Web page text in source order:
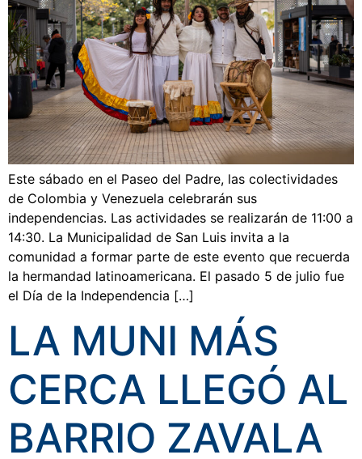
Este sábado en el Paseo del Padre, las colectividades
de Colombia y Venezuela celebrarán sus
independencias. Las actividades se realizarán de 11:00 a
14:30. La Municipalidad de San Luis invita a la
comunidad a formar parte de este evento que recuerda
la hermandad latinoamericana. El pasado 5 de julio fue
el Día de la Independencia […]
LA MUNI MÁS
CERCA LLEGÓ AL
BARRIO ZAVALA